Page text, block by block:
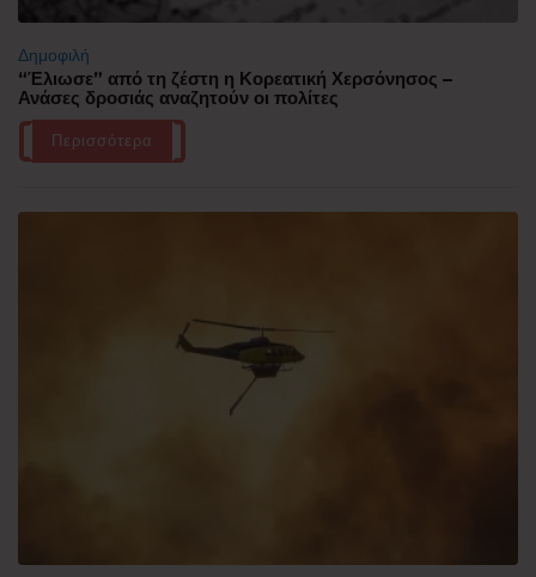
Δημοφιλή
“Έλιωσε” από τη ζέστη η Κορεατική Χερσόνησος –
Ανάσες δροσιάς αναζητούν οι πολίτες
Περισσότερα